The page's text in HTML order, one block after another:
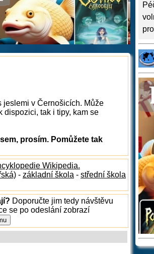
jeslemi v Černošicích. Může
dispozici, tak i tipy, kam se
prosím. Pomůžete tak
Wikipedia.
- základní škola - střední škola
Doporučte jim tedy návštěvu
se po odeslání zobrazí